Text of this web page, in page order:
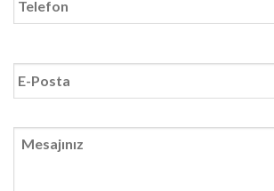
E-
Posta
Mesajınız